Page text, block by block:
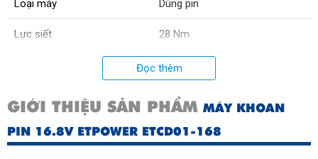
Loại máy Dùng pin
Lực siết 28 Nm
Mô tơ chổi than
Lõi mô tơ Dây đồng
Xuất xứ Trung Quốc
Đọc thêm
GIỚI THIỆU SẢN PHẨM MÁY KHOAN
PIN 16.8V ETPOWER ETCD01-168